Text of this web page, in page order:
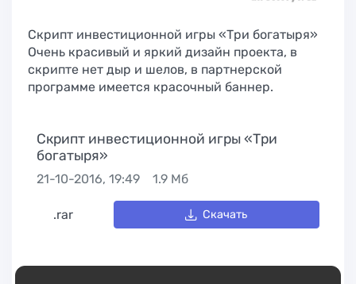
Cкрипт инвестиционной игры «Три богатыря»
Очень красивый и яркий дизайн проекта, в
скрипте нет дыр и шелов, в партнерской
программе имеется красочный баннер.
Cкрипт инвестиционной игры «Три
богатыря»
21-10-2016, 19:49 1.9 Мб
.rar Скачать